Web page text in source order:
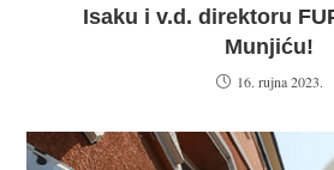
Isaku i v.d. direktoru
Munjiću!
16. rujna 2023.